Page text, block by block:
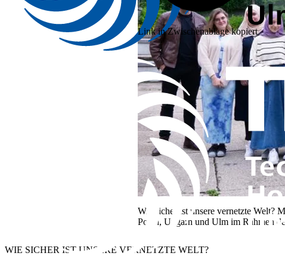
Link in Zwischenablage kopiert
Wie sicher ist unsere vernetzte Welt?
Polen, Ungarn und Ulm im Rahmen
WIE SICHER IST UNSERE VERNETZTE WELT?